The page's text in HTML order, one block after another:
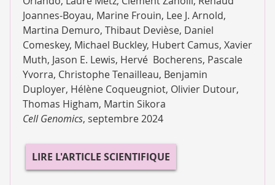
Joannes-Boyau, Marine Frouin, Lee J. Arnold,
Martina Demuro, Thibaut Devièse, Daniel
Comeskey, Michael Buckley, Hubert Camus, Xavier
Muth, Jason E. Lewis, Hervé Bocherens, Pascale
Yvorra, Christophe Tenailleau, Benjamin
Duployer, Hélène Coqueugniot, Olivier Dutour,
Thomas Higham, Martin Sikora
Cell Genomics, septembre 2024
LIRE L'ARTICLE SCIENTIFIQUE